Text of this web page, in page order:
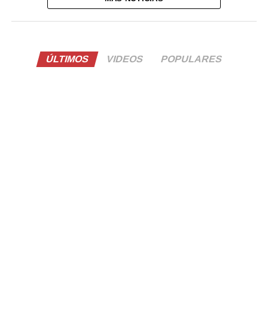
ÚLTIMOS VIDEOS POPULARES